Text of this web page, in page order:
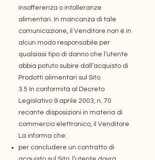
insofferenza o intolleranze
alimentari. In mancanza di tale
comunicazione, il Venditore non è in
alcun modo responsabile per
qualsiasi tipo di danno che l’utente
abbia potuto subire dall’acquisto di
Prodotti alimentari sul Sito.
3.5 In conformità al Decreto
Legislativo 9 aprile 2003, n. 70
recante disposizioni in materia di
commercio elettronico, il Venditore
La informa che:
per concludere un contratto di